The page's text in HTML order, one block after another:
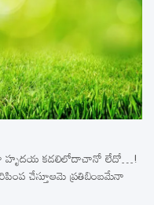
హృదయ కడలిలోదాచానో లేదో…!
చేస్తూఆమె ప్రతిబింబమేనా